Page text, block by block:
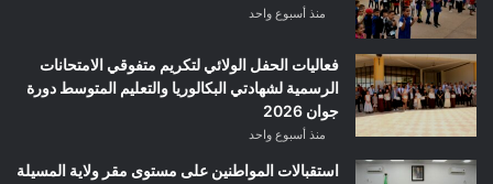
منذ أسبوع واحد
فعاليات الحفل الولائي لتكريم متفوقي الامتحانات
الرسمية لشهادتي البكالوريا والتعليم المتوسط دورة
جوان 2026
منذ أسبوع واحد
استقبالات المواطنين على مستوى مقر ولاية المسيلة